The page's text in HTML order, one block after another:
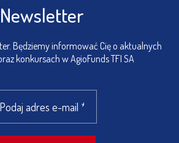
Newsletter
Będziemy informować Cię o aktualnych
konkursach w AgioFunds TFI SA